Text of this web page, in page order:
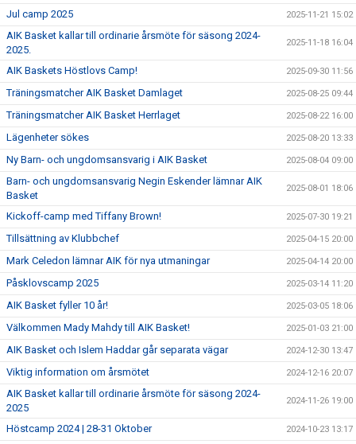
Jul camp 2025 2025-11-21 15:02
AIK Basket kallar till ordinarie årsmöte för säsong 2024-
2025.
2025-11-18 16:04
AIK Baskets Höstlovs Camp! 2025-09-30 11:56
Träningsmatcher AIK Basket Damlaget 2025-08-25 09:44
Träningsmatcher AIK Basket Herrlaget 2025-08-22 16:00
Lägenheter sökes 2025-08-20 13:33
Ny Barn- och ungdomsansvarig i AIK Basket 2025-08-04 09:00
Barn- och ungdomsansvarig Negin Eskender lämnar AIK
Basket
2025-08-01 18:06
Kickoff-camp med Tiffany Brown! 2025-07-30 19:21
Tillsättning av Klubbchef 2025-04-15 20:00
Mark Celedon lämnar AIK för nya utmaningar 2025-04-14 20:00
Påsklovscamp 2025 2025-03-14 11:20
AIK Basket fyller 10 år! 2025-03-05 18:06
Välkommen Mady Mahdy till AIK Basket! 2025-01-03 21:00
AIK Basket och Islem Haddar går separata vägar 2024-12-30 13:47
Viktig information om årsmötet 2024-12-16 20:07
AIK Basket kallar till ordinarie årsmöte för säsong 2024-
2025
2024-11-26 19:00
Höstcamp 2024 | 28-31 Oktober 2024-10-23 13:17